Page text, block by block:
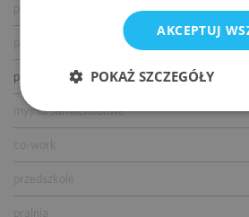
parking dla rowerów
myjnia samochodowa
co-work
AKCEPTUJ
POKAŻ SZCZEGÓŁY